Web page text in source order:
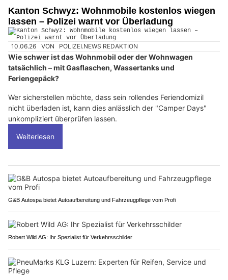
Kanton Schwyz: Wohnmobile kostenlos wiegen
lassen – Polizei warnt vor Überladung
10.06.26 VON POLIZEI.NEWS REDAKTION
Wie schwer ist das Wohnmobil oder der Wohnwagen
tatsächlich – mit Gasflaschen, Wassertanks und
Feriengepäck?
Wer sicherstellen möchte, dass sein rollendes Feriendomizil
nicht überladen ist, kann dies anlässlich der "Camper Days"
unkompliziert überprüfen lassen.
Weiterlesen
G&B Autospa bietet Autoaufbereitung und Fahrzeugpflege vom Profi
Robert Wild AG: Ihr Spezialist für Verkehrsschilder